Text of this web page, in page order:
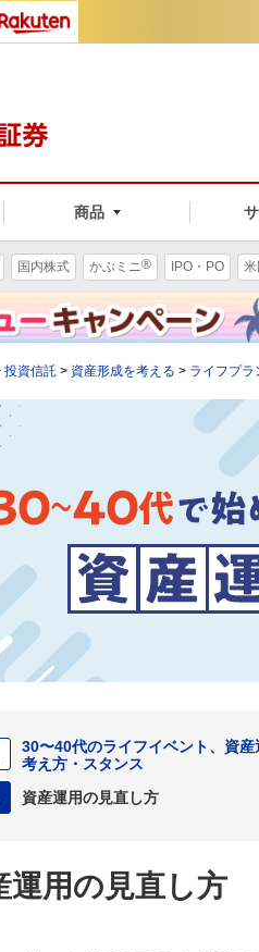
商品
国内株式 かぶミニ® IPO・PO
投資信託 > 資産形成を考える > ライフプラ
30〜40代のライフイベント、資産
考え方・スタンス
資産運用の見直し方
運用の見直し方